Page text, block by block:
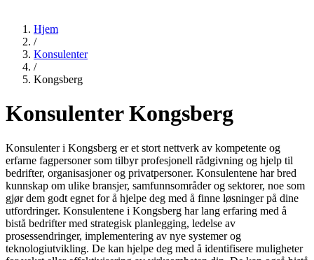
Hjem
/
Konsulenter
/
Kongsberg
Konsulenter Kongsberg
Konsulenter i Kongsberg er et stort nettverk av kompetente og
erfarne fagpersoner som tilbyr profesjonell rådgivning og hjelp til
bedrifter, organisasjoner og privatpersoner. Konsulentene har bred
kunnskap om ulike bransjer, samfunnsområder og sektorer, noe som
gjør dem godt egnet for å hjelpe deg med å finne løsninger på dine
utfordringer. Konsulentene i Kongsberg har lang erfaring med å
bistå bedrifter med strategisk planlegging, ledelse av
prosessendringer, implementering av nye systemer og
teknologiutvikling. De kan hjelpe deg med å identifisere muligheter